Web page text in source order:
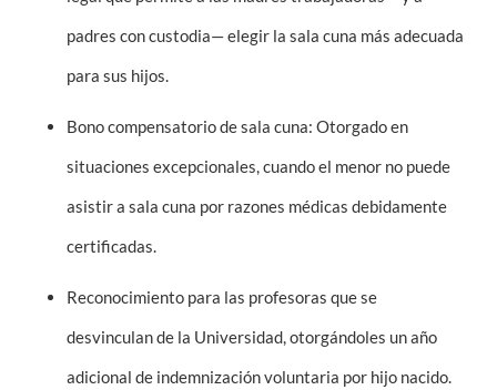
padres con custodia— elegir la sala cuna más adecuada
para sus hijos.
Bono compensatorio de sala cuna: Otorgado en
situaciones excepcionales, cuando el menor no puede
asistir a sala cuna por razones médicas debidamente
certificadas.
Reconocimiento para las profesoras que se
desvinculan de la Universidad, otorgándoles un año
adicional de indemnización voluntaria por hijo nacido.